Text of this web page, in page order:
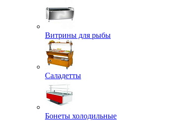
Витрины для рыбы
Саладетты
Бонеты холодильные